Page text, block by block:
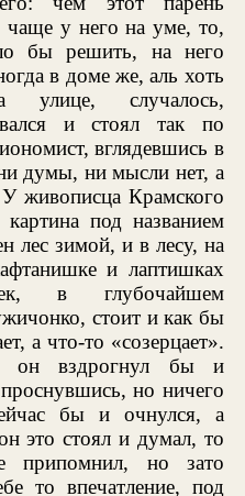
чаще у него на уме, то,
бы решить, на него
в доме же, аль хоть
случалось,
и стоял так по
вглядевшись в
думы, ни мысли нет, а
У живописца Крамского
картина под названием
лес зимой, и в лесу, на
и лаптишках
в глубочайшем
стоит и как бы
а что-то «созерцает».
он вздрогнул бы и
но ничего
бы и очнулся, а
это стоял и думал, то
припомнил, но зато
то впечатление, под